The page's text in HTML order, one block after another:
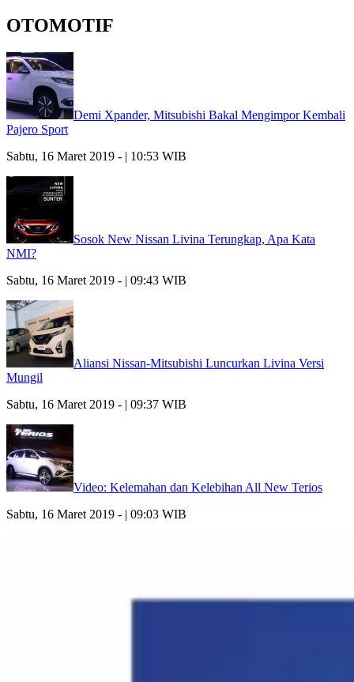
OTOMOTIF
Demi Xpander, Mitsubishi Bakal Mengimpor Kembali
Pajero Sport
Sabtu, 16 Maret 2019 - | 10:53 WIB
Sosok New Nissan Livina Terungkap, Apa Kata
NMI?
Sabtu, 16 Maret 2019 - | 09:43 WIB
Aliansi Nissan-Mitsubishi Luncurkan Livina Versi
Mungil
Sabtu, 16 Maret 2019 - | 09:37 WIB
Video: Kelemahan dan Kelebihan All New Terios
Sabtu, 16 Maret 2019 - | 09:03 WIB